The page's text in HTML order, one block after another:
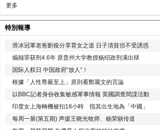
更多
特別報導
滑冰冠軍老爸劉俊分享育女之道 日子清貧但不受誘惑
煽颠罪获刑4.6年 原贵州大学教授杨绍政刑满出狱
国际人权日 中国政府“放人“！
根據「人性尊嚴至上」原則看鄭麗文的言論
以BBC記者身份收集敏感軍事情報 英國調查間諜活動
印度女上海轉機被扣18小時 指其出生地為「中國」
每周一展(第五期) 声援王晓光牧师、杨荣丽传道